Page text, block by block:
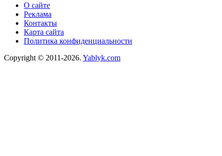
О сайте
Реклама
Контакты
Карта сайта
Политика конфиденциальности
Copyright © 2011-2026. Yablyk.сom